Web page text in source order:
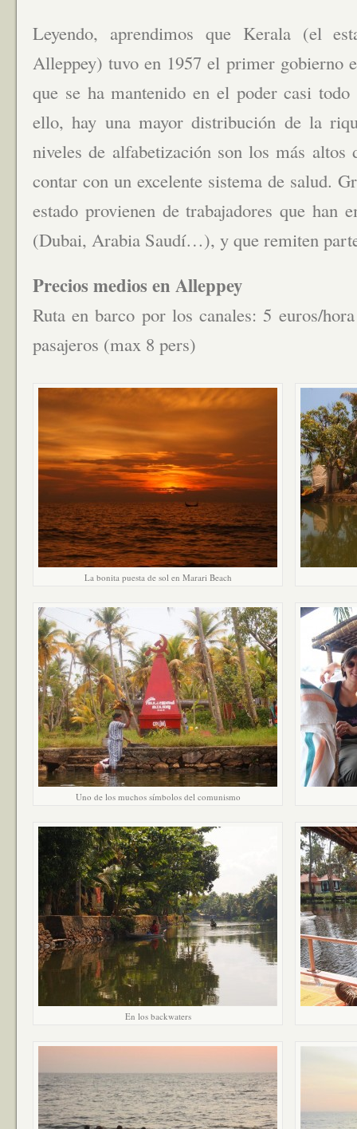
Leyendo, aprendimos que Kerala (el
Alleppey) tuvo en 1957 el primer gobierno
que se ha mantenido en el poder casi
ello, hay una mayor distribución de la
niveles de alfabetización son los más altos
contar con un excelente sistema de salud.
estado provienen de trabajadores que han
(Dubai, Arabia Saudí…), y que remiten
Precios medios en Alleppey
Ruta en barco por los canales: 5 euros/
pasajeros (max 8 pers)
La bonita puesta de sol en Marari Beach
Uno de los muchos símbolos del comunismo
En los backwaters